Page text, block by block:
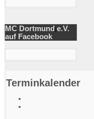
MC Dortmund e.V.
auf Facebook
Terminkalender